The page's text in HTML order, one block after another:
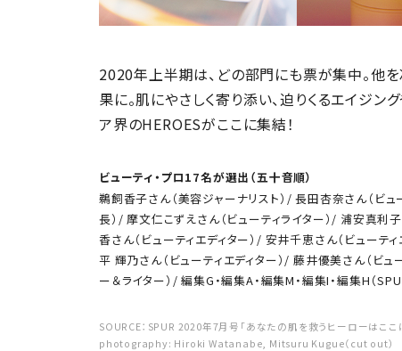
2020年上半期は、どの部門にも票が集中。他
果に。肌にやさしく寄り添い、迫りくるエイジ
ア界のHEROESがここに集結！
ビューティ・プロ17名が選出（五十音順）
鵜飼香子さん（美容ジャーナリスト）/ 長田杏奈さん（ビ
長）/ 摩文仁こずえさん（ビューティライター）/ 浦安真利
香さん（ビューティエディター）/ 安井千恵さん（ビューテ
平 輝乃さん（ビューティエディター）/ 藤井優美さん（ビュ
ー＆ライター）/ 編集G・編集A・編集M・編集I・編集H（
SOURCE：SPUR 2020年7月号「あなたの肌を救うヒーローはここ
photography: Hiroki Watanabe, Mitsuru Kugue（cut out